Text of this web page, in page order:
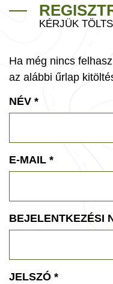
KÉRJÜK
Ha még nincs
az alábbi űrlap
NÉV *
E-MAIL *
BEJELENTKEZÉSI
JELSZÓ *